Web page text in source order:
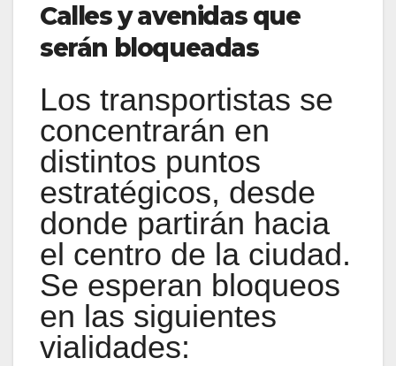
Calles y avenidas que
serán bloqueadas
Los transportistas se
concentrarán en
distintos puntos
estratégicos, desde
donde partirán hacia
el centro de la ciudad.
Se esperan bloqueos
en las siguientes
vialidades: